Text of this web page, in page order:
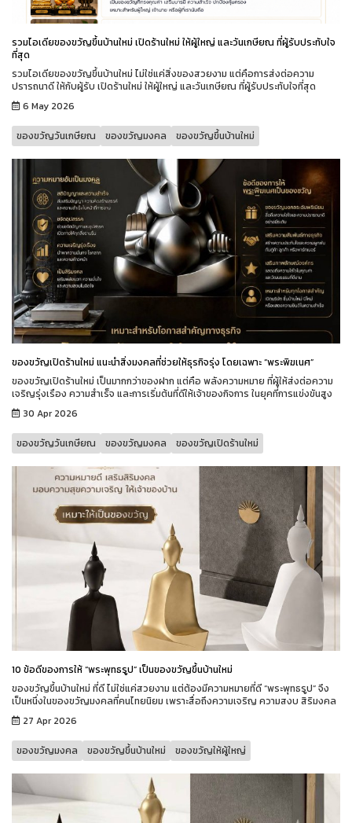
รวมไอเดียของขวัญขึ้นบ้านใหม่ เปิดร้านใหม่ ให้ผู้ใหญ่ และวันเกษียณ ที่ผู้รับประทับใจ
ที่สุด
รวมไอเดียของขวัญขึ้นบ้านใหม่ ไม่ใช่แค่สิ่งของสวยงาม แต่คือการส่งต่อความ
ปรารถนาดี ให้กับผู้รับ เปิดร้านใหม่ ให้ผู้ใหญ่ และวันเกษียณ ที่ผู้รับประทับใจที่สุด
6 May 2026
ของขวัญวันเกษียณ ของขวัญมงคล ของขวัญขึ้นบ้านใหม่
ของขวัญเปิดร้านใหม่ แนะนำสิ่งมงคลที่ช่วยให้ธุรกิจรุ่ง โดยเฉพาะ “พระพิฆเนศ”
ของขวัญเปิดร้านใหม่ เป็นมากกว่าของฝาก แต่คือ พลังความหมาย ที่ผู้ให้ส่งต่อความ
เจริญรุ่งเรือง ความสำเร็จ และการเริ่มต้นที่ดีให้เจ้าของกิจการ ในยุคที่การแข่งขันสูง
30 Apr 2026
ของขวัญวันเกษียณ ของขวัญมงคล ของขวัญเปิดร้านใหม่
10 ข้อดีของการให้ “พระพุทธรูป” เป็นของขวัญขึ้นบ้านใหม่
ของขวัญขึ้นบ้านใหม่ ที่ดี ไม่ใช่แค่สวยงาม แต่ต้องมีความหมายที่ดี “พระพุทธรูป” จึง
เป็นหนึ่งในของขวัญมงคลที่คนไทยนิยม เพราะสื่อถึงความเจริญ ความสงบ สิริมงคล
27 Apr 2026
ของขวัญมงคล ของขวัญขึ้นบ้านใหม่ ของขวัญให้ผู้ใหญ่